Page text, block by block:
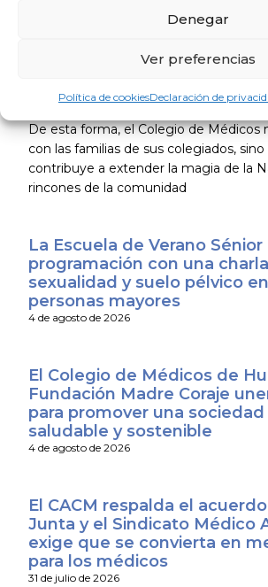
Denegar
Ver preferencias
Política de cookiesDeclaración de
es su carácter solidario: todos los
vulnerabilidad para que ningún menor
De esta forma, el Colegio de Médicos
con las familias de sus colegiados,
contribuye a extender la magia de la
rincones de la comunidad
La Escuela de Verano Sénior
programación con una
sexualidad y suelo pélvico
personas mayores
4 de agosto de 2026
El Colegio de Médicos de
Fundación Madre Coraje
para promover una sociedad
saludable y sostenible
4 de agosto de 2026
El CACM respalda el
Junta y el Sindicato Médico
exige que se convierta en
para los médicos
31 de julio de 2026